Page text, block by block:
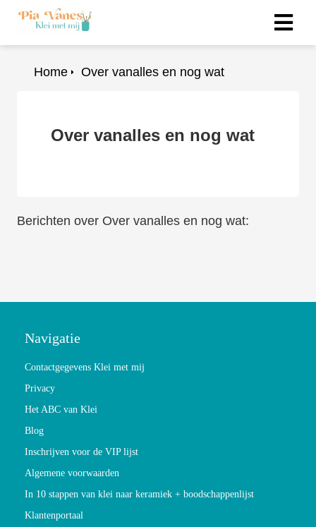
Over vanalles en nog wat
Home
Over vanalles en nog wat
Berichten over Over vanalles en nog wat:
Navigatie
Contactgegevens Klei met mij
Privacy
Het ABC van Klei
Blog
Inschrijven voor de VIP lijst
Algemene voorwaarden
In 10 stappen van klei naar keramiek + boodschappenlijst
Klantenportaal